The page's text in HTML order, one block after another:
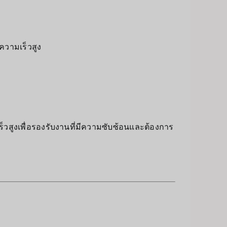
ามเร็วสูง
สูงเพื่อรองรับงานที่มีความซับซ้อนและต้องการ